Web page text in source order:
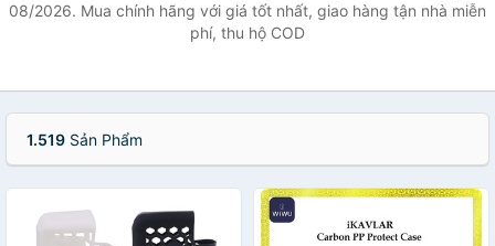
08/2026. Mua chính hãng với giá tốt nhất, giao hàng tận nhà miễn
phí, thu hộ COD
1.519 Sản Phẩm